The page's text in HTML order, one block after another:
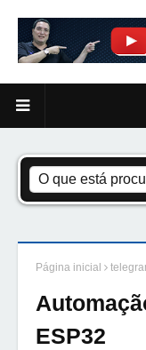
Página inicial
ESP32